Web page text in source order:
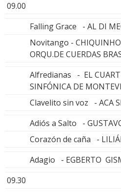
09.00
Falling Grace - AL DI
Novitango - CHIQUINHO
ORQU.DE CUERDAS
Alfredianas - EL
SINFÓNICA DE
Clavelito sin voz - ACA
Adiós a Salto -
Corazón de caña -
Adagio - EGBERTO
09.30